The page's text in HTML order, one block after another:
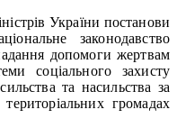
України постанови
законодавство
допомоги жертвам
соціального захисту
та насильства за
громадах